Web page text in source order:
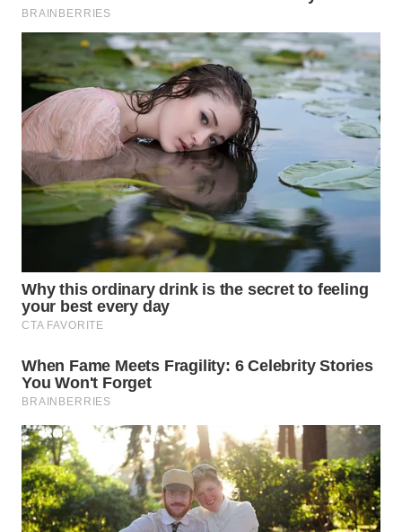
WN
TANGERANG
WN
BINJAI
WN
CIREBON
INDRAMAYU
WN
KUNINGAN
WN
MAJALENGKA
WN
SUBANG
WN
SUKABUMI